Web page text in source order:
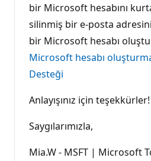
bir Microsoft hesabını
silinmiş bir e-posta
bir Microsoft hesabı
Microsoft hesabı
Desteği
Anlayışınız için teşekkürler!
Saygılarımızla,
Mia.W - MSFT | Microsoft